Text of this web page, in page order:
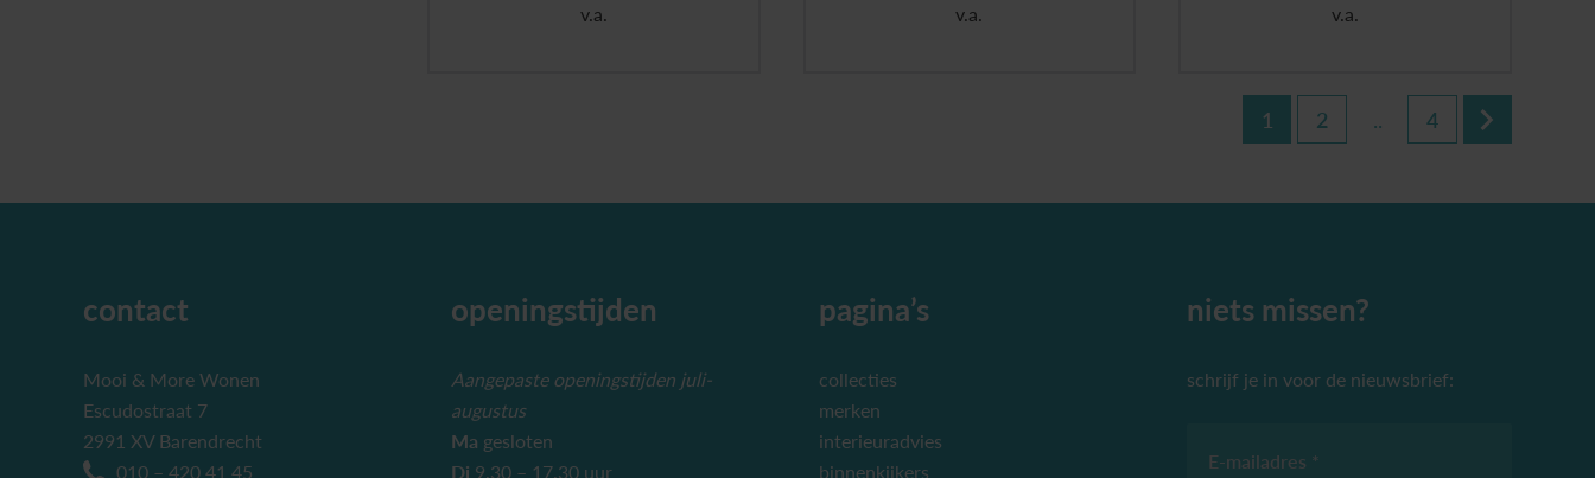
v.a. v.a. v.a.
1 2 .. 4
contact
Mooi & More Wonen
Escudostraat 7
2991 XV Barendrecht
010 – 420 41 45
openingstijden
Aangepaste openingstijden juli-
augustus
Ma gesloten
Di 9.30 – 17.30 uur
pagina’s
collecties
merken
interieuradvies
binnenkijkers
niets missen?
schrijf je in voor de nieuwsbrief:
E-mailadres *